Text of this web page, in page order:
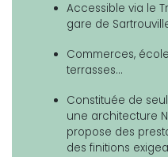
Accessible via le
gare de
Commerces,
terrasses…
Constituée de
une architecture
propose des
des finitions